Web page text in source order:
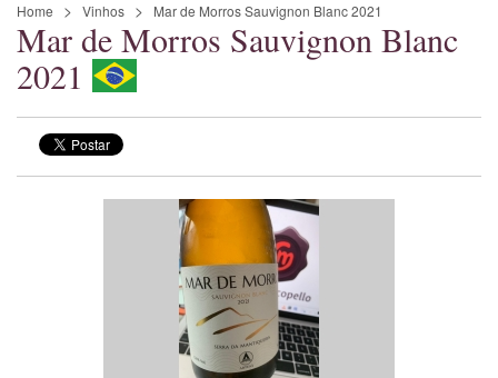
Home Vinhos Mar de Morros Sauvignon Blanc 2021
Mar de Morros Sauvignon Blanc
2021